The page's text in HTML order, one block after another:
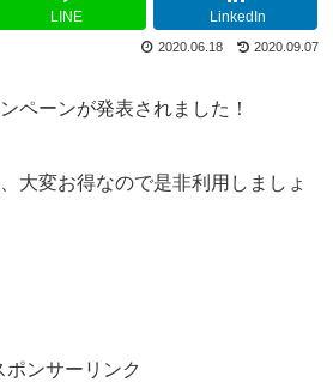
LINE LinkedIn
2020.09.07
2020.06.18
ペーンが発表されました！
大変お得なので是非利用しましょ
ポンサーリンク